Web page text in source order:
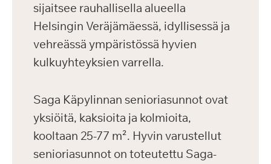
sijaitsee rauhallisella alueella
Helsingin Veräjämäessä, idyllisessä ja
vehreässä ympäristössä hyvien
kulkuyhteyksien varrella.
Saga Käpylinnan senioriasunnot ovat
yksiöitä, kaksioita ja kolmioita,
kooltaan 25-77 m². Hyvin varustellut
senioriasunnot on toteutettu Saga-